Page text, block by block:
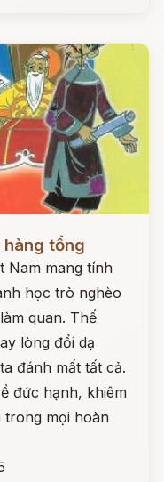
tổng
Nam mang tính
học trò nghèo
quan. Thế
lòng đổi dạ
đánh mất tất cả.
đức hạnh, khiêm
trong mọi hoàn